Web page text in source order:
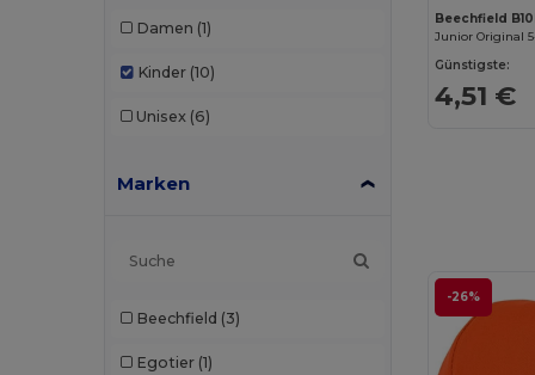
Damen (1)
Kinder (10)
Unisex (6)
Marken
Beechfield (3)
Egotier (1)
Beechfield
Junior Original
Günstigste:
4,51 €
-26%